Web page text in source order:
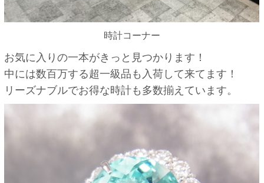
時計コーナー
お気に入りの一本がきっと見つかります！
中には数百万する超一級品も入荷して来てます！
リーズナブルでお得な時計も多数揃えています。